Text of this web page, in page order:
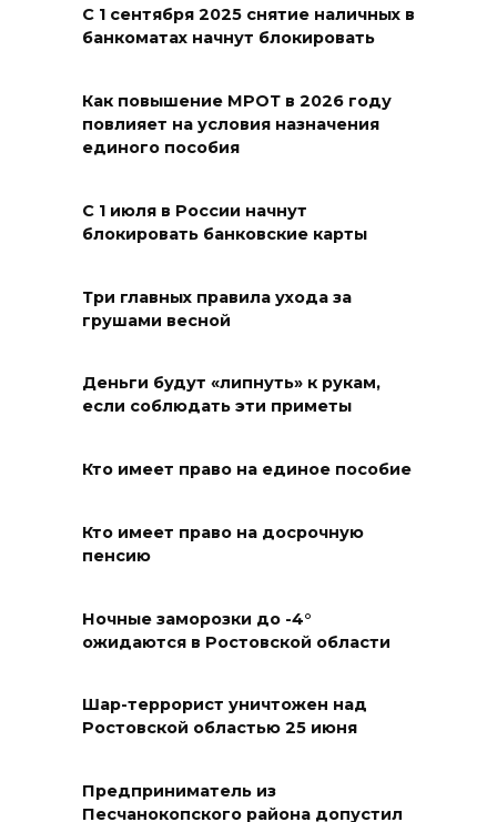
08 августа 2026 13:19
Юрий Слюсарь поздравил
жителей Ростовской области
с Днем физкультурника
Новороссийске
В Ростовской области
техногенных пожаров и 30
08 августа 2026 10:35
объявили штормовое
предупреждение из-за
08 августа 2026 09:32
Азовского моря сбили
С 1 сентября 2025 снятие наличных в
банкоматах начнут блокировать
Как повышение МРОТ в 2026 году
повлияет на условия назначения
единого пособия
С 1 июля в России начнут
блокировать банковские карты
Три главных правила ухода за
грушами весной
Деньги будут «липнуть» к рукам,
если соблюдать эти приметы
Кто имеет право на единое пособие
Кто имеет право на досрочную
пенсию
Ночные заморозки до -4°
ожидаются в Ростовской области
Шар-террорист уничтожен над
Ростовской областью 25 июня
Предприниматель из
Песчанокопского района допустил